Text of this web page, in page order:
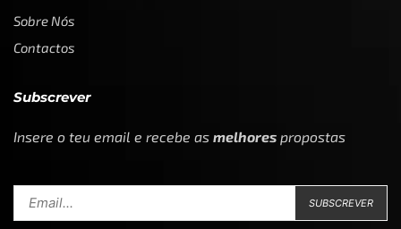
Sobre Nós
Contactos
Subscrever
Insere o teu email e recebe as melhores propostas